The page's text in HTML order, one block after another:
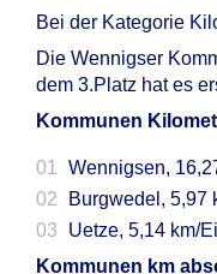
Bei der Kategorie
Die Wennigser
dem 3.Platz hat es
Kommunen
Wennigsen,
Burgwedel, 5,97
Uetze, 5,14 km/
Kommunen km